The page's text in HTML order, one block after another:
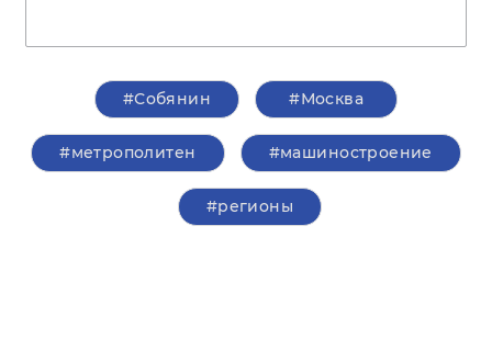
#Собянин #Москва
#метрополитен #машиностроение
#регионы